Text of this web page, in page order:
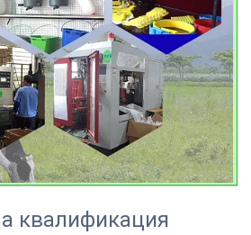
квалификация